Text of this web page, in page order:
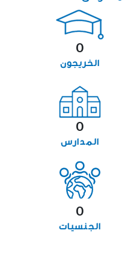
0
الخريجون
0
المدارس
0
الجنسيات